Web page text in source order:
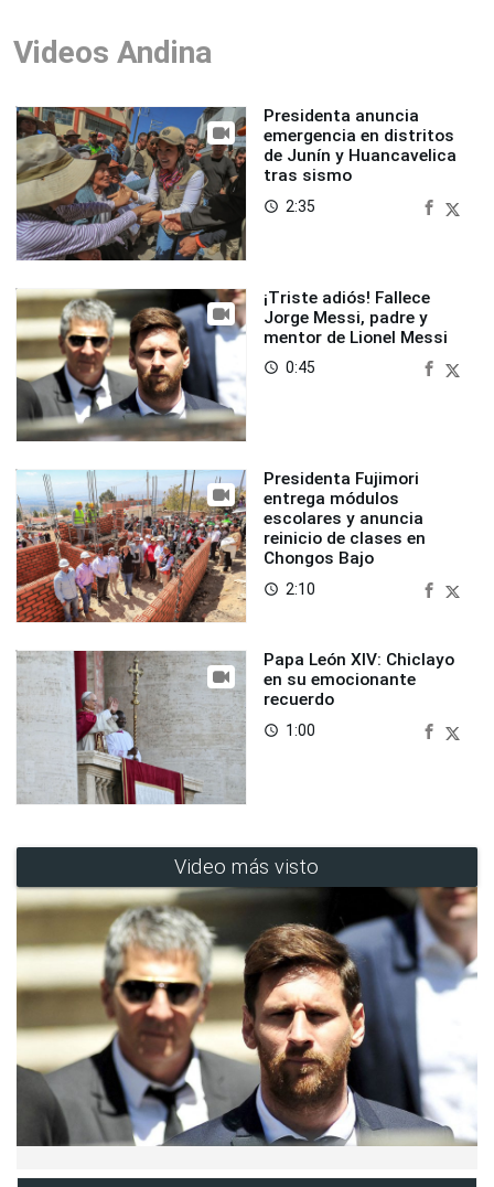
Videos Andina
Presidenta anuncia
emergencia en distritos
de Junín y Huancavelica
tras sismo
access_time 2:35
¡Triste adiós! Fallece
Jorge Messi, padre y
mentor de Lionel Messi
access_time 0:45
Presidenta Fujimori
entrega módulos
escolares y anuncia
reinicio de clases en
Chongos Bajo
access_time 2:10
Papa León XIV: Chiclayo
en su emocionante
recuerdo
access_time 1:00
Video más visto